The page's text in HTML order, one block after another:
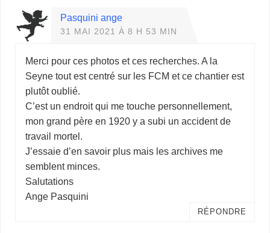
Pasquini ange
31 MAI 2021 À 8 H 53 MIN
Merci pour ces photos et ces recherches. A la
Seyne tout est centré sur les FCM et ce chantier est
plutôt oublié.
C’est un endroit qui me touche personnellement,
mon grand père en 1920 y a subi un accident de
travail mortel.
J’essaie d’en savoir plus mais les archives me
semblent minces.
Salutations
Ange Pasquini
RÉPONDRE